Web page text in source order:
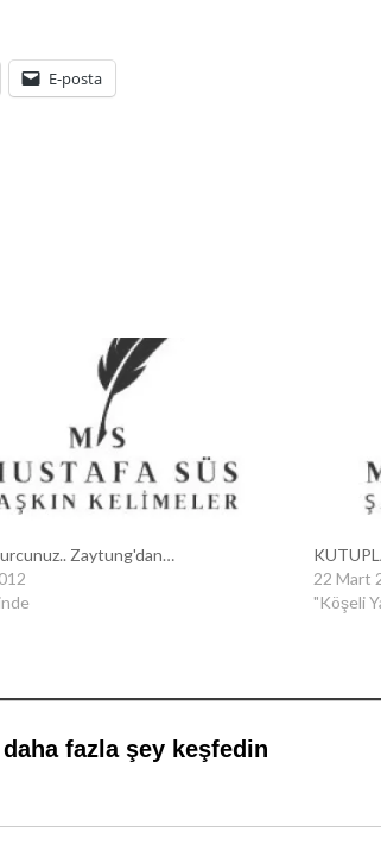
E-posta
Zaytung'dan…
22 Mart
"Köşeli
fazla şey keşfedin